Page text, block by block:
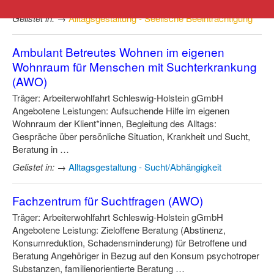
Gelistet in:→Alltagsgestaltung - Seelische Beeinträchtigung
Ambulant Betreutes Wohnen im eigenen
Wohnraum für Menschen mit Suchterkrankung
(AWO)
Träger: Arbeiterwohlfahrt Schleswig-Holstein gGmbH
Angebotene Leistungen: Aufsuchende Hilfe im eigenen
Wohnraum der Klient*innen, Begleitung des Alltags:
Gespräche über persönliche Situation, Krankheit und Sucht,
Beratung in …
Gelistet in: → Alltagsgestaltung - Sucht/Abhängigkeit
Fachzentrum für Suchtfragen (AWO)
Träger: Arbeiterwohlfahrt Schleswig-Holstein gGmbH
Angebotene Leistung: Zieloffene Beratung (Abstinenz,
Konsumreduktion, Schadensminderung) für Betroffene und
Beratung Angehöriger in Bezug auf den Konsum psychotroper
Substanzen, familienorientierte Beratung …